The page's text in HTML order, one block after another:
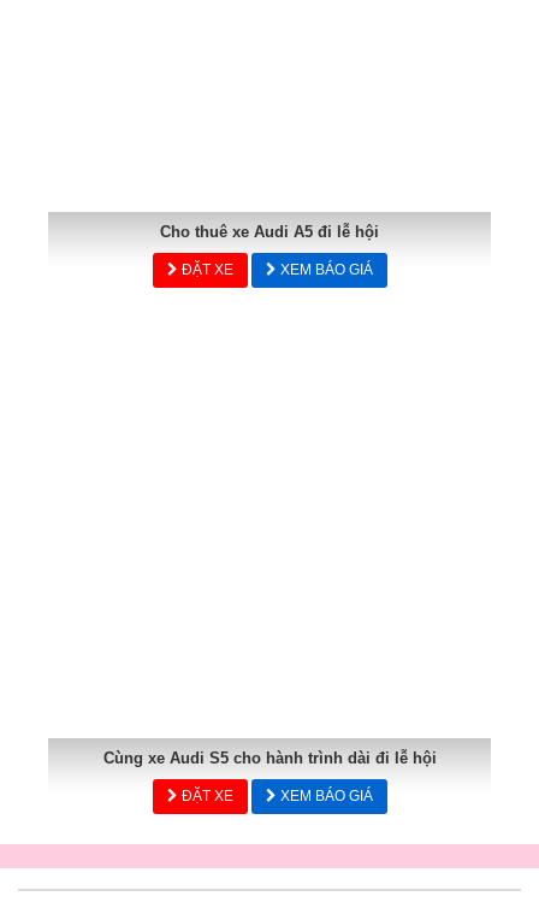
Cho thuê xe Audi A5 đi lễ hội
ĐẶT XE XEM BÁO GIÁ
Cùng xe Audi S5 cho hành trình dài đi lễ hội
ĐẶT XE XEM BÁO GIÁ